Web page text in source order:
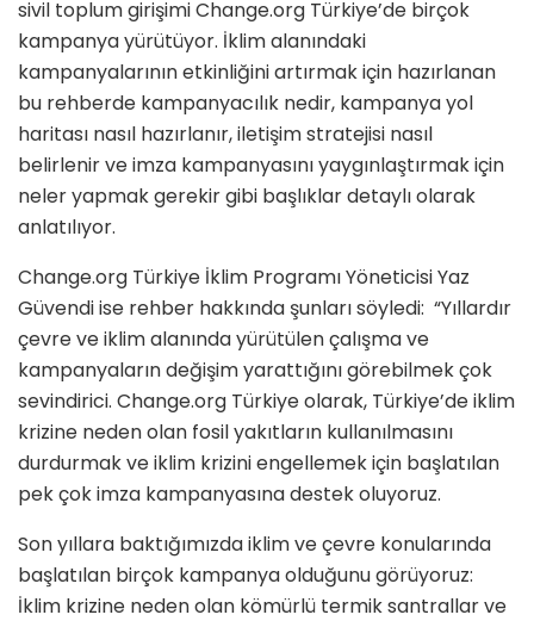
sivil toplum girişimi Change.org Türkiye’de birçok
kampanya yürütüyor. İklim alanındaki
kampanyalarının etkinliğini artırmak için hazırlanan
bu rehberde kampanyacılık nedir, kampanya yol
haritası nasıl hazırlanır, iletişim stratejisi nasıl
belirlenir ve imza kampanyasını yaygınlaştırmak için
neler yapmak gerekir gibi başlıklar detaylı olarak
anlatılıyor.
Change.org Türkiye İklim Programı Yöneticisi Yaz
Güvendi ise rehber hakkında şunları söyledi: “Yıllardır
çevre ve iklim alanında yürütülen çalışma ve
kampanyaların değişim yarattığını görebilmek çok
sevindirici. Change.org Türkiye olarak, Türkiye’de iklim
krizine neden olan fosil yakıtların kullanılmasını
durdurmak ve iklim krizini engellemek için başlatılan
pek çok imza kampanyasına destek oluyoruz.
Son yıllara baktığımızda iklim ve çevre konularında
başlatılan birçok kampanya olduğunu görüyoruz:
İklim krizine neden olan kömürlü termik santrallar ve